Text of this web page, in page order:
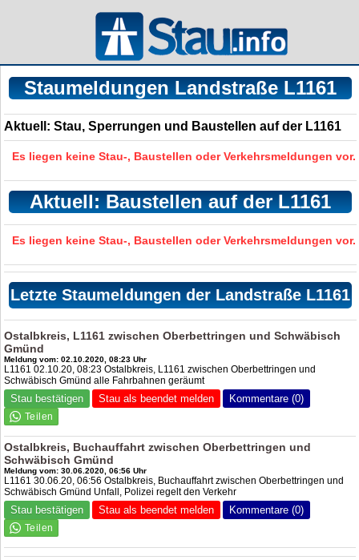
Staumeldungen Landstraße L1161
Aktuell: Stau, Sperrungen und Baustellen auf der L1161
Es liegen keine Stau-, Baustellen oder Verkehrsmeldungen vor.
Aktuell: Baustellen auf der L1161
Es liegen keine Stau-, Baustellen oder Verkehrsmeldungen vor.
Letzte Staumeldungen der Landstraße L1161
Ostalbkreis, L1161 zwischen Oberbettringen und Schwäbisch
Gmünd
Meldung vom: 02.10.2020, 08:23 Uhr
L1161 02.10.20, 08:23 Ostalbkreis, L1161 zwischen Oberbettringen und
Schwäbisch Gmünd alle Fahrbahnen geräumt
Stau bestätigen Stau als beendet melden Kommentare (0)
Ostalbkreis, Buchauffahrt zwischen Oberbettringen und
Schwäbisch Gmünd
Meldung vom: 30.06.2020, 06:56 Uhr
L1161 30.06.20, 06:56 Ostalbkreis, Buchauffahrt zwischen Oberbettringen und
Schwäbisch Gmünd Unfall, Polizei regelt den Verkehr
Stau bestätigen Stau als beendet melden Kommentare (0)